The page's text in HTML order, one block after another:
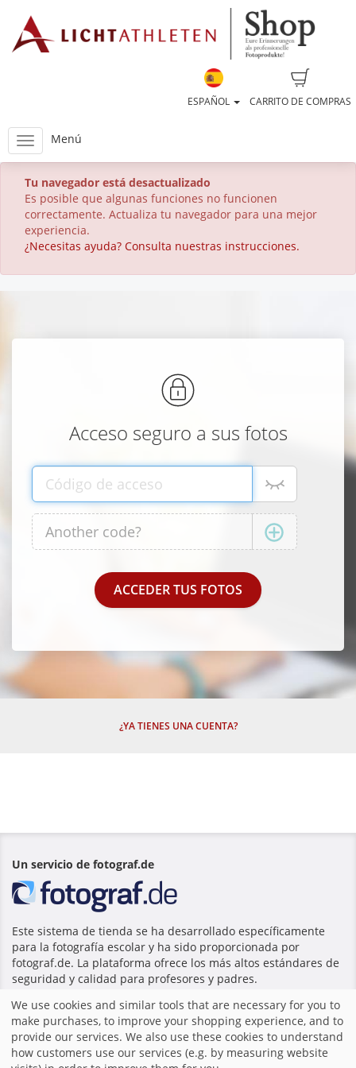
CARRITO DE COMPRAS
ESPAÑOL
Menú
Tu navegador está desactualizado
Es posible que algunas funciones no funcionen
correctamente. Actualiza tu navegador para una mejor
experiencia.
¿Necesitas ayuda? Consulta nuestras instrucciones.
Acceso seguro a sus fotos
¿YA TIENES UNA CUENTA?
Un servicio de fotograf.de
Este sistema de tienda se ha desarrollado específicamente
para la fotografía escolar y ha sido proporcionada por
fotograf.de. La plataforma ofrece los más altos estándares de
seguridad y calidad para profesores y padres.
Inicio|Imprimir|Términos y Condiciones|Sitio Web por
fotograf.de |
We use cookies and similar tools that are necessary for you to
make purchases, to improve your shopping experience, and to
provide our services. We also use these cookies to understand
how customers use our services (e.g. by measuring website